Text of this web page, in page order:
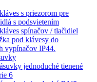
s priezorom pre
s podsvietením
spínačov / tlačidiel
pod klávesy do
vypínačov IP44.
jednoduché tienené
6